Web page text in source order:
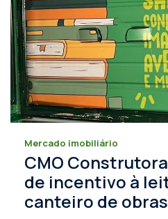
Mercado imobiliário
CMO
de incentivo à
canteiro de